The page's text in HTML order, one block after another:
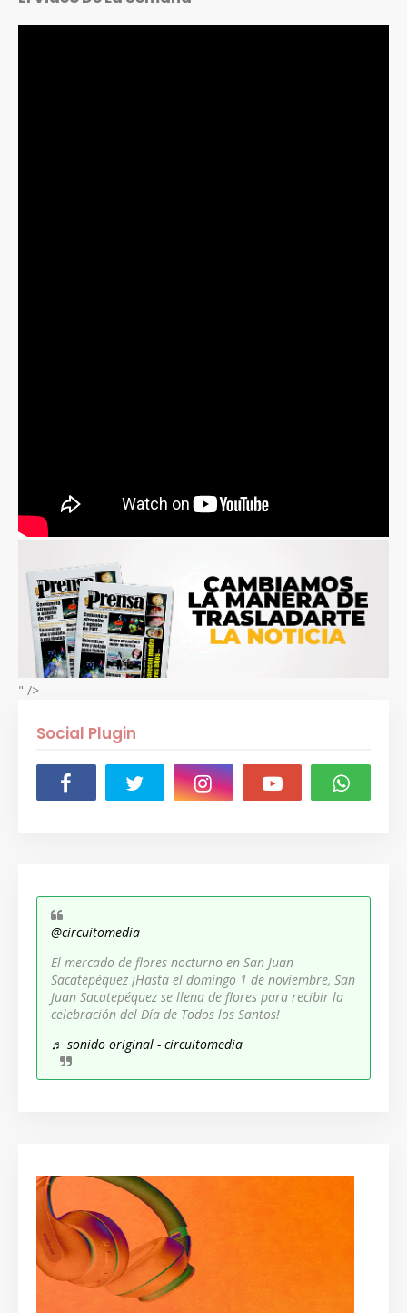
" />
Social Plugin
@circuitomedia
El mercado de flores nocturno en San Juan
Sacatepéquez ¡Hasta el domingo 1 de noviembre, San
Juan Sacatepéquez se llena de flores para recibir la
celebración del Día de Todos los Santos!
♬ sonido original - circuitomedia